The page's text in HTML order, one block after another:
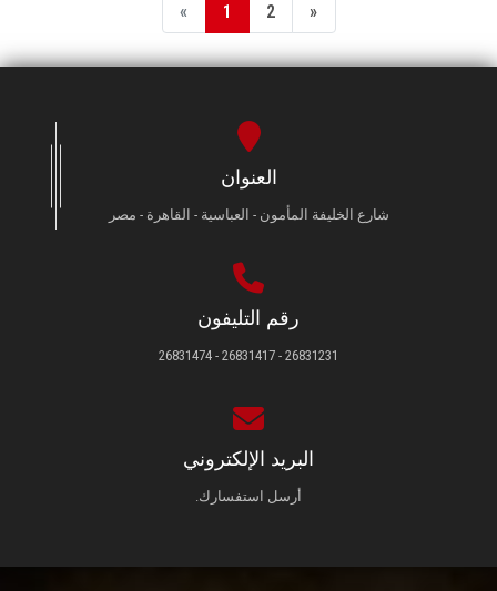
« 1 2 »
العنوان
شارع الخليفة المأمون - العباسية - القاهرة - مصر
رقم التليفون
26831231 - 26831417 - 26831474
البريد الإلكتروني
أرسل استفسارك.